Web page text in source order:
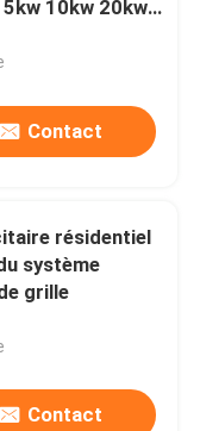
10kw 20kw
Contact
résidentiel
système
grille
Contact